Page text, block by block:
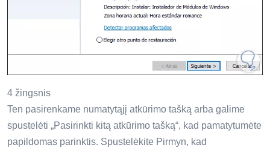
4 žingsnis
Ten pasirenkame numatytąjį atkūrimo tašką arba galime
spustelėti „Pasirinkti kitą atkūrimo tašką“, kad pamatytumėte
papildomas parinktis. Spustelėkite Pirmyn, kad